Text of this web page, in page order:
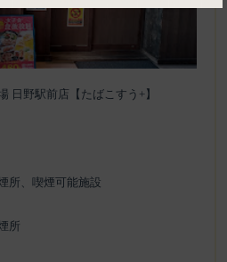
日野駅前店【たばこすう+】
所、喫煙可能施設
所